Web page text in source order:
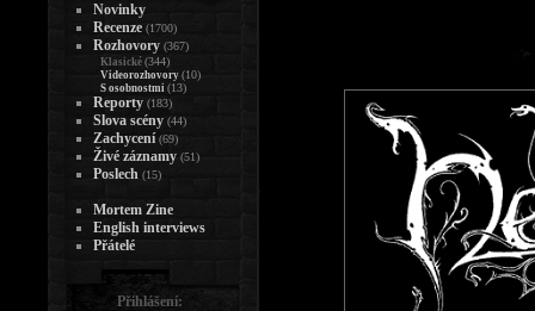
Novinky
Recenze (1700)
Rozhovory (367)
Klasické (344)
Videorozhovory (10)
S osobnostmi (13)
Reporty (183)
Slova scény (44)
Zachycení (69)
Živé záznamy (51)
Poslech (15)
Mortem Zine
English interviews
Přátelé
Přihlášení: